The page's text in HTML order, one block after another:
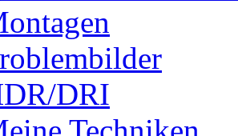
DRI